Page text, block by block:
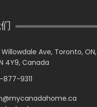
Willowdale Ave, Toronto, ON,
4Y9, Canada
9311